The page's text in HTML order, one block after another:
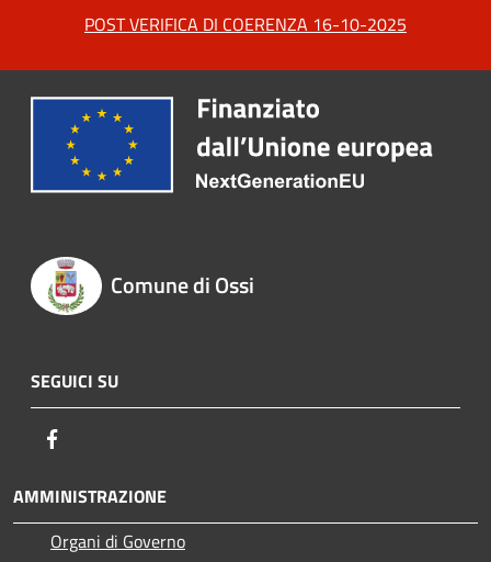
POST VERIFICA DI COERENZA 16-10-2025
Comune di Ossi
SEGUICI SU
AMMINISTRAZIONE
Organi di Governo